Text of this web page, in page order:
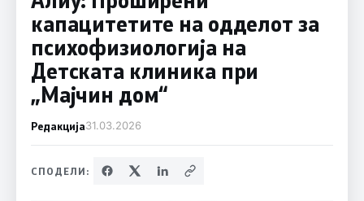
капацитетите на одделот за
психофизиологија на
Детската клиника при
„Мајчин дом“
Редакција31.03.2026
СПОДЕЛИ: